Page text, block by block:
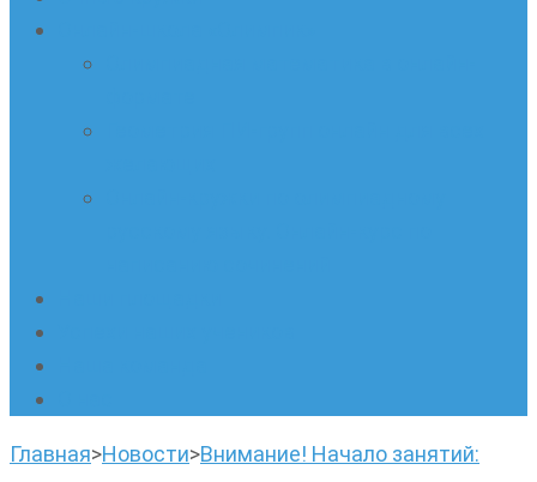
Главная>Новости>Внимание! Начало занятий: